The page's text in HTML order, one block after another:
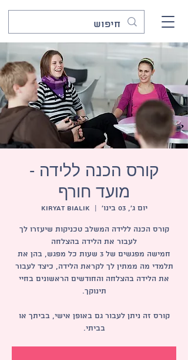
קורס הכנה ללידה -
מועד חורף
יום ג׳, 03 בינו׳
  |
Kiryat Bialik
קורס הכנה ללידה המשלב טכניקות שיעזרו לך
חמישה מפגשים של 3 שעות כל מפגש, בהן את
תלמדי מה ממתין לך לקראת הלידה, כיצד לעבור
את הלידה בהצלחה והחודשים הראשונים בחיי
קורס זה ניתן לעבור גם באופן אישי, בביתך או
בביתי.